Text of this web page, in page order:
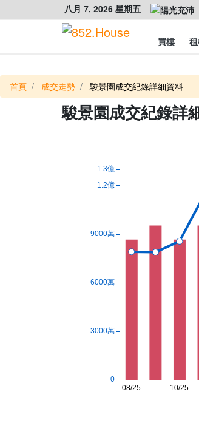
八月 7, 2026 星期五
買樓
首頁 成交走勢 駿景園成交紀錄詳細資料
駿景園成交紀錄詳